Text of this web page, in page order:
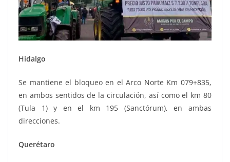
Hidalgo
Se mantiene el bloqueo en el Arco Norte Km 079+835,
en ambos sentidos de la circulación, así como el km 80
(Tula 1) y en el km 195 (Sanctórum), en ambas
direcciones.
Querétaro